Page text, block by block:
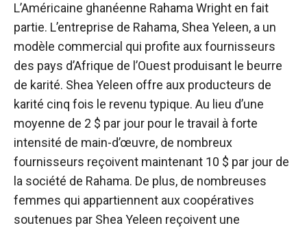
L’Américaine ghanéenne Rahama Wright en fait
partie. L’entreprise de Rahama, Shea Yeleen, a un
modèle commercial qui profite aux fournisseurs
des pays d’Afrique de l’Ouest produisant le beurre
de karité. Shea Yeleen offre aux producteurs de
karité cinq fois le revenu typique. Au lieu d’une
moyenne de 2 $ par jour pour le travail à forte
intensité de main-d’œuvre, de nombreux
fournisseurs reçoivent maintenant 10 $ par jour de
la société de Rahama. De plus, de nombreuses
femmes qui appartiennent aux coopératives
soutenues par Shea Yeleen reçoivent une